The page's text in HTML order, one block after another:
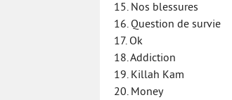
15. Nos blessures
16. Question de survie
17. Ok
18. Addiction
19. Killah Kam
20. Money